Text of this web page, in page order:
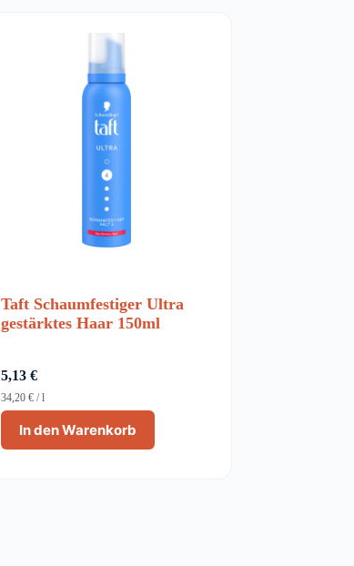
Taft Schaumfestiger Ultra
gestärktes Haar 150ml
5,13€
In den Warenkorb
34,20€ /l